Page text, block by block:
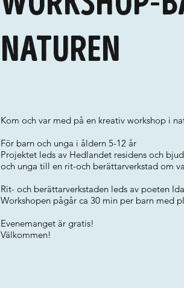
naturen
Kom och var med på en kreativ workshop i
För barn och unga i åldern 5-12 år
Projektet leds av Hedlandet residens och
och unga till en rit-och berättarverkstad om
Rit- och berättarverkstaden leds av poeten
Workshopen pågår ca 30 min per barn med
Evenemanget är gratis!
Välkommen!